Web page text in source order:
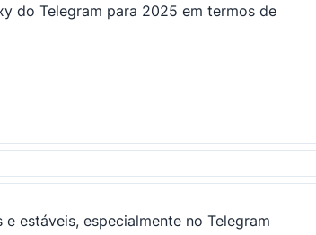
do Telegram para 2025 em termos de
estáveis, especialmente no Telegram